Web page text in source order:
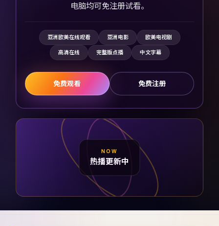
电脑均可免注册试看。
亚洲欧美在线观看 亚洲电影 欧美电视剧
高清在线 完整版点播 中文字幕
免费观看 免费注册
NOW
热播更新中